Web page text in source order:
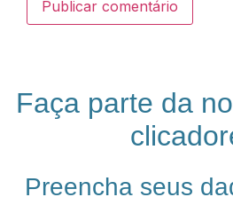
Faça parte da
Preencha seus